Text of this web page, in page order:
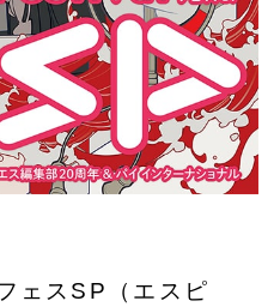
ェスSP（エスピ